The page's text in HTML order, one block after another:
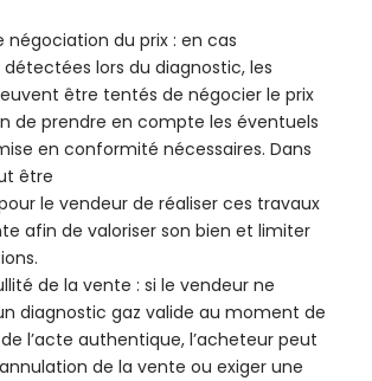
négociation du prix : en cas
détectées lors du diagnostic, les
être tentés de négocier le prix
de prendre en compte les éventuels
en conformité nécessaires. Dans
être
le vendeur de réaliser ces travaux
afin de valoriser son bien et limiter
de la vente : si le vendeur ne
diagnostic gaz valide au moment de
l’acte authentique, l’acheteur peut
de la vente ou exiger une